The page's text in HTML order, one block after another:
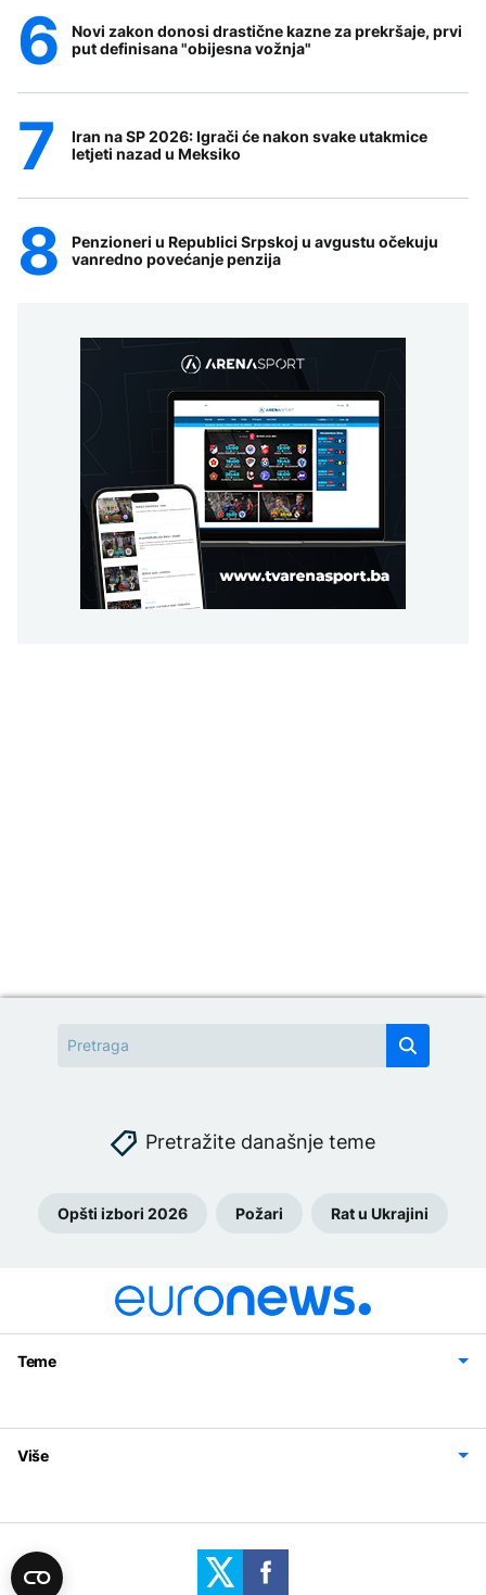
Novi zakon donosi drastične kazne za prekršaje, prvi
put definisana "obijesna vožnja"
Iran na SP 2026: Igrači će nakon svake utakmice
letjeti nazad u Meksiko
Penzioneri u Republici Srpskoj u avgustu očekuju
vanredno povećanje penzija
Pretražite današnje teme
Opšti izbori 2026 Požari Rat u Ukrajini
Teme
Svijet
Sport
Magazin
Više
Politika privatnosti
Uslovi korišćenja